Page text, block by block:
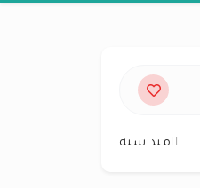
منذ سنة